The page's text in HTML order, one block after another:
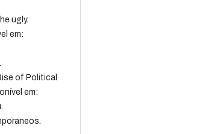
ugly.
em:
of Political
em: